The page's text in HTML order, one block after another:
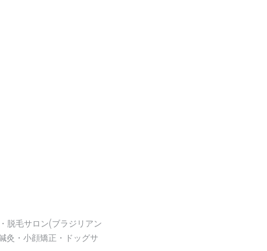
脱毛サロン(ブラジリアン
灸・小顔矯正・ドッグサ